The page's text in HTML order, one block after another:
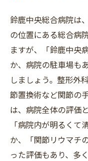
鈴鹿中央総合病院は
の位置にある総合病
ますが、「鈴鹿中央
か、病院の駐車場も
しましょう。整形外
節置換術など関節の
は、病院全体の評価
「病院内が明るく
か、「関節リウマチ
った評価もあり、多